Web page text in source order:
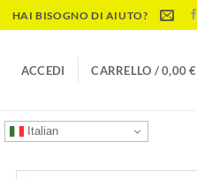
HAI BISOGNO DI AIUTO?
ACCEDI CARRELLO /0,00€
Italian